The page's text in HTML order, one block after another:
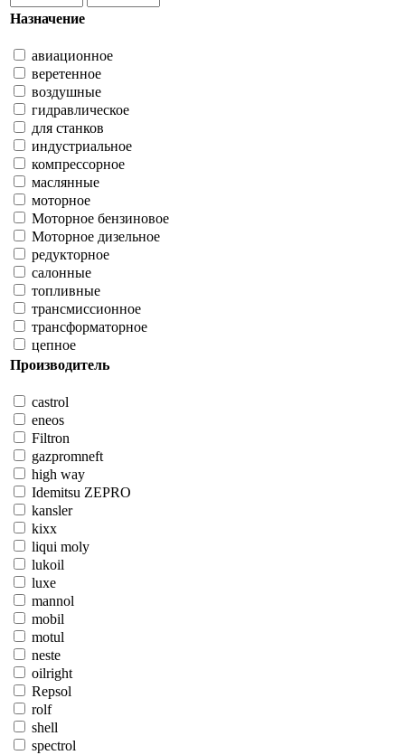
Назначение
авиационное
веретенное
воздушные
гидравлическое
для станков
индустриальное
компрессорное
маслянные
моторное
Моторное бензиновое
Моторное дизельное
редукторное
салонные
топливные
трансмиссионное
трансформаторное
цепное
Производитель
castrol
eneos
Filtron
gazpromneft
high way
Idemitsu ZEPRO
kansler
kixx
liqui moly
lukoil
luxe
mannol
mobil
motul
neste
oilright
Repsol
rolf
shell
spectrol